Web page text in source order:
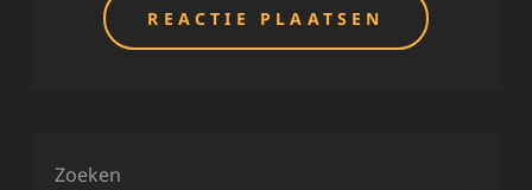
Zoeken